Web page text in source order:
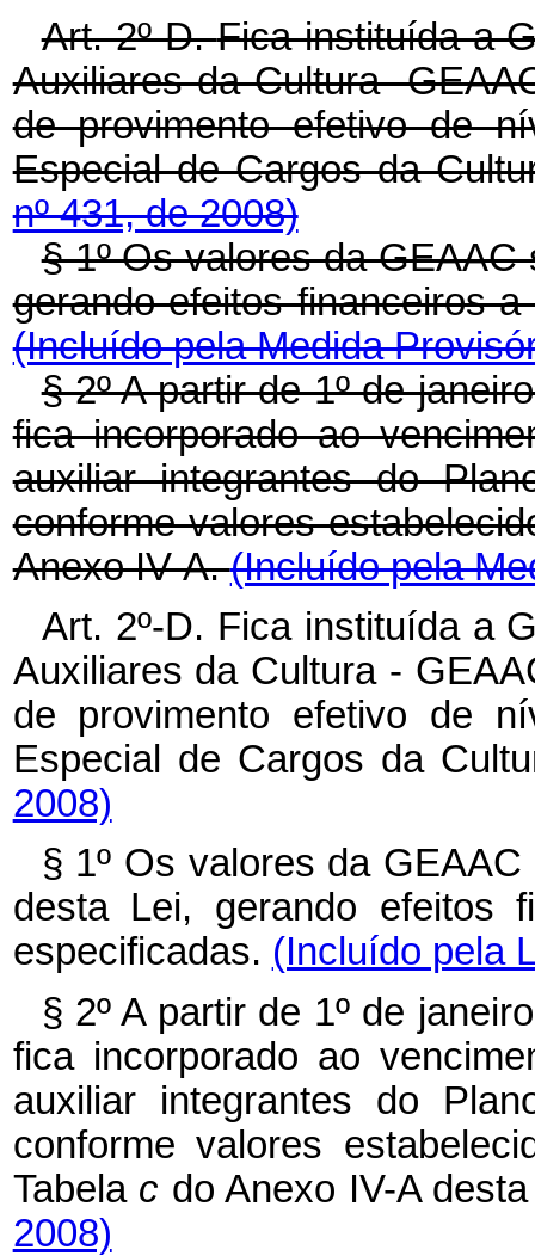
Art. 2º-D.Fica instituída a
Auxiliares da Cultura -
de provimento efetivo de
Especial de Cargos da
nº 431, de 2008)
§ 1º Os valores da
gerando efeitos financeiros
(Incluído pela Medida
§ 2º A partir de 1º de
fica incorporado ao
auxiliar integrantes do
conforme valores
Anexo IV-A.(Incluído pela
Art. 2º-D. Fica instituída a
Auxiliares da Cultura -
de provimento efetivo de
Especial de Cargos da
2008)
§ 1º Os valores da
desta Lei, gerando efeitos
especificadas. (Incluído pela
§ 2º A partir de 1º de
fica incorporado ao
auxiliar integrantes do
conforme valores
Tabela c do Anexo IV-A
2008)